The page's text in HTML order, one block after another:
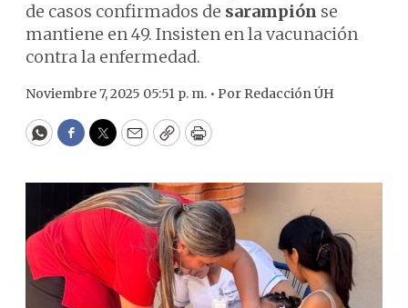
de casos confirmados de sarampión se
mantiene en 49. Insisten en la vacunación
contra la enfermedad.
Noviembre 7, 2025 05:51 p. m. • Por Redacción ÚH
WhatsApp
Facebook
Twitter
EmailCopyPrint